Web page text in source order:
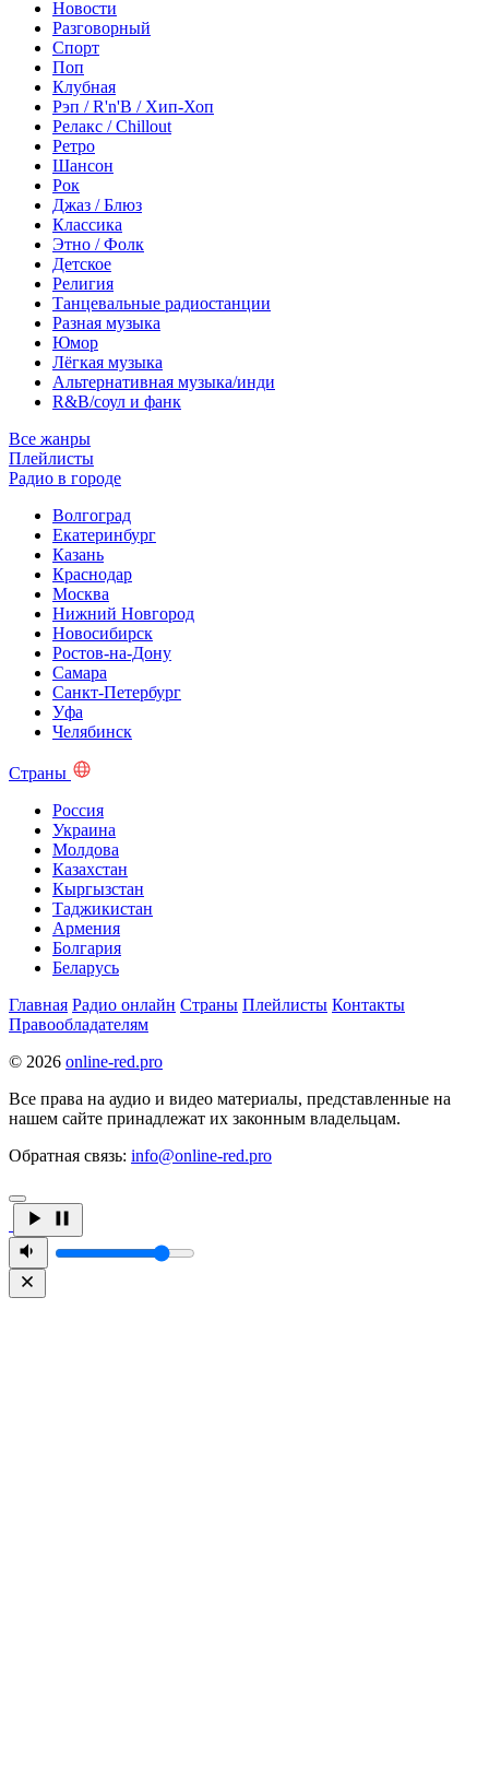
Новости
Разговорный
Спорт
Поп
Клубная
Рэп / R'n'B / Хип-Хоп
Релакс / Chillout
Ретро
Шансон
Рок
Джаз / Блюз
Классика
Этно / Фолк
Детское
Религия
Танцевальные радиостанции
Разная музыка
Юмор
Лёгкая музыка
Альтернативная музыка/инди
R&B/cоул и фанк
Все жанры
Плейлисты
Радио в городе
Волгоград
Екатеринбург
Казань
Краснодар
Москва
Нижний Новгород
Новосибирск
Ростов-на-Дону
Самара
Санкт-Петербург
Уфа
Челябинск
Страны
Россия
Украина
Молдова
Казахстан
Кыргызстан
Таджикистан
Армения
Болгария
Беларусь
Главная Радио онлайн Страны Плейлисты Контакты
Правообладателям
© 2026 online-red.pro
Все права на аудио и видео материалы, представленные на
нашем сайте принадлежат их законным владельцам.
Обратная связь: info@online-red.pro